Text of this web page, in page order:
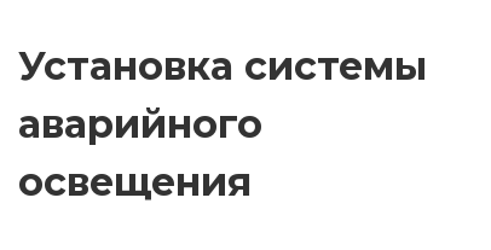
Установка системы
аварийного
освещения